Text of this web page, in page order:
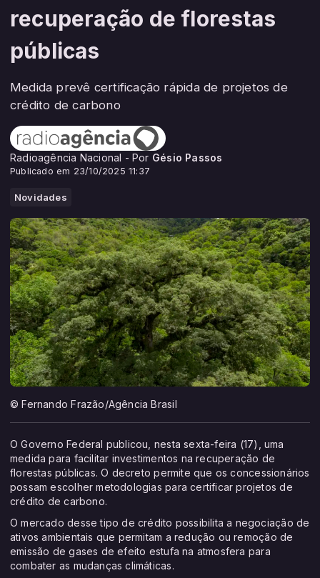
recuperação de florestas
públicas
Medida prevê certificação rápida de projetos de
crédito de carbono
Radioagência Nacional - Por Gésio Passos
Publicado em 23/10/2025 11:37
Novidades
© Fernando Frazão/Agência Brasil
O Governo Federal publicou, nesta sexta-feira (17), uma
medida para facilitar investimentos na recuperação de
florestas públicas. O decreto permite que os concessionários
possam escolher metodologias para certificar projetos de
crédito de carbono.
O mercado desse tipo de crédito possibilita a negociação de
ativos ambientais que permitam a redução ou remoção de
emissão de gases de efeito estufa na atmosfera para
combater as mudanças climáticas.